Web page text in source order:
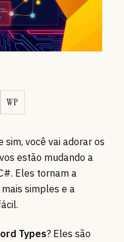
WP
sim, você vai adorar os
estão mudando a
Eles tornam a
mais simples e a
Types? Eles são